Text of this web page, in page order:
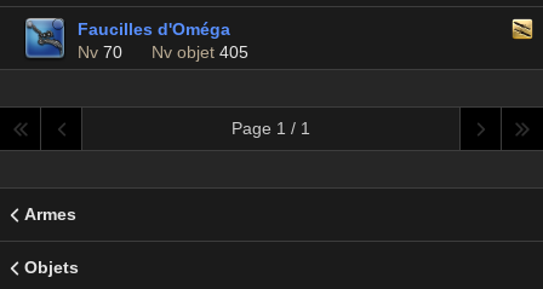
Faucilles d'Oméga
Nv 70 Nv objet 405
Page 1 / 1
Armes
Objets